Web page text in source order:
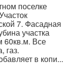
поселке
7. Фасадная
участка
60кв.м. Все
газ.
в копи...